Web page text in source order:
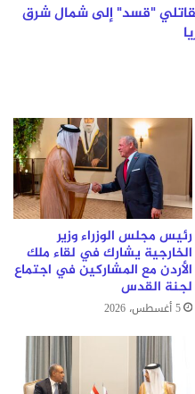
"قسد" إلى شمال شرق
رئيس مجلس الوزراء وزير
الخارجية يشارك في لقاء ملك
الأردن مع المشاركين في اجتماع
لجنة القدس
5 أغسطس، 2026